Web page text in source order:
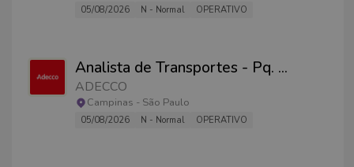
05/08/2026 N - Normal OPERATIVO
Analista de Transportes - Pq. ...
ADECCO
Campinas - São Paulo
05/08/2026 N - Normal OPERATIVO